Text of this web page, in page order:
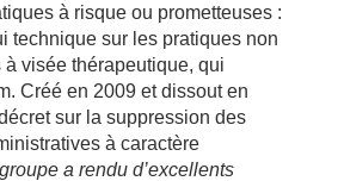
à risque ou prometteuses :
technique sur les pratiques non
visée thérapeutique, qui
Créé en 2009 et dissout en
sur la suppression des
à caractère
a rendu d’excellents